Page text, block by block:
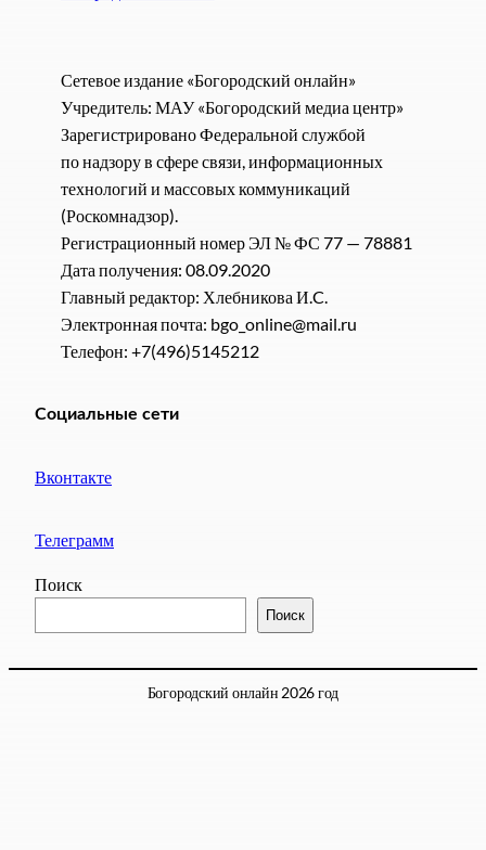
Сетевое издание «Богородский онлайн»
Учредитель: МАУ «Богородский медиа центр»
Зарегистрировано Федеральной службой
по надзору в сфере связи, информационных
технологий и массовых коммуникаций
(Роскомнадзор).
Регистрационный номер ЭЛ № ФС 77 — 78881
Дата получения: 08.09.2020
Главный редактор: Хлебникова И.C.
Электронная почта: bgo_online@mail.ru
Телефон: +7(496)5145212
Социальные сети
Вконтакте
Телеграмм
Поиск
Поиск
Богородский онлайн 2026 год